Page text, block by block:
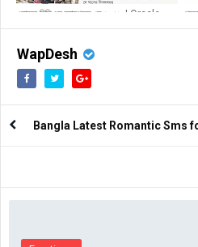
ওরাকল বিসিএস জ্ঞানপত্র মে ২০১৮ | Oracle
WapDesh
Bangla Latest Romantic Sms